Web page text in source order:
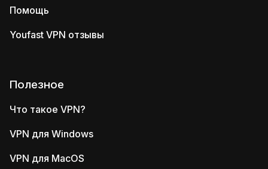
Помощь
Youfast VPN отзывы
Полезное
Что такое VPN?
VPN для Windows
VPN для MacOS